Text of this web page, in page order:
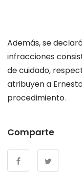
Además, se
infracciones
de cuidado,
atribuyen a
procedimiento.
Comparte